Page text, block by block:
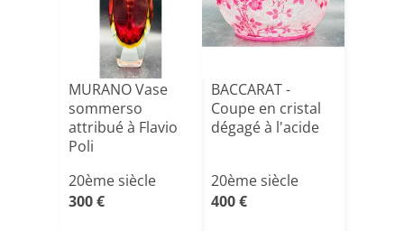
MURANO Vase
sommerso
attribué à Flavio
Poli
20ème siècle
300 €
BACCARAT -
Coupe en cristal
dégagé à l'acide
20ème siècle
400 €